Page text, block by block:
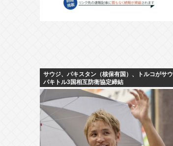
サウジ、パキスタン（核保有国）、トルコがサウ
パキトル3国相互防衛協定締結